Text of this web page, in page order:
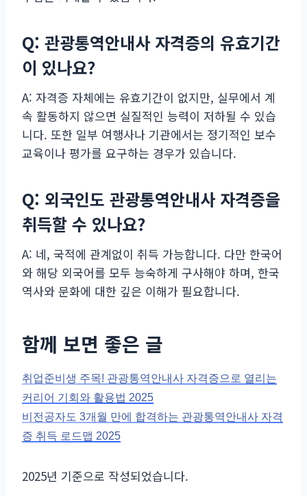
Q: 관광통역안내사 자격증의 유효기간
이 있나요?
A: 자격증 자체에는 유효기간이 없지만, 실무에서 계
속 활동하지 않으면 실질적인 능력이 저하될 수 있습
니다. 또한 일부 여행사나 기관에서는 정기적인 보수
교육이나 평가를 요구하는 경우가 있습니다.
Q: 외국인도 관광통역안내사 자격증을
취득할 수 있나요?
A: 네, 국적에 관계없이 취득 가능합니다. 다만 한국어
와 해당 외국어를 모두 능숙하게 구사해야 하며, 한국
역사와 문화에 대한 깊은 이해가 필요합니다.
함께 보면 좋은 글
취업준비생 주목! 관광통역안내사 자격증으로 열리는
커리어 기회와 활용법 2025
비전공자도 3개월 만에 합격하는 관광통역안내사 자격
증 취득 로드맵 2025
2025년 기준으로 작성되었습니다.